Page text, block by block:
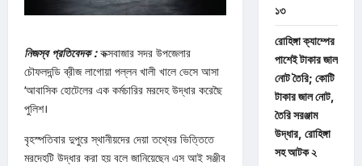
নিজস্ব প্রতিবেদক :কক্সবাজার সদর উপজেলার
চৌফলদন্ডি ব্রীজ লাগোয়া পল্লন খালী খালে ভেসে আসা
‘আবাসিক হোটেলের এক কর্মচারির মরদেহ উদ্ধার করেছৈ
পুলিশ।
বৃহস্পতিবার দুপুরে স্থানীয়দের দেয়া তথ্যের ভিত্তিতে
মরদেহটি উদ্ধার করা হয় বলে জানিয়েছেন এস আই সঞ্জীব
১৩
রোহিঙ্গা ক্যাম্পের
পাশেই টাকার জাল
নোট তৈরি; কোটি
টাকার জাল নোট,
তৈরি সরঞ্জাম
উদ্ধার, রোহিঙ্গা
সহ আটক ২